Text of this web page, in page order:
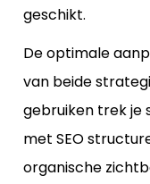
geschikt.
De optimale
van beide
gebruiken trek je
met SEO
organische